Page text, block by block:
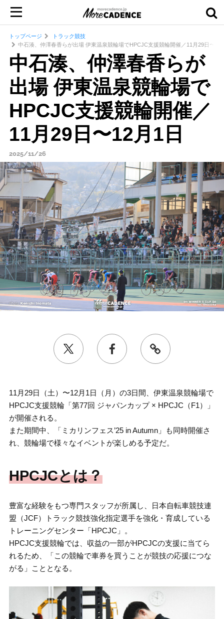
トップページ
トラック競技
中石湊、仲澤春香らが出場 伊東温泉競輪場でHPCJC支援競輪開催／11月29日〜12
中石湊、仲澤春香らが
出場 伊東温泉競輪場で
HPCJC支援競輪開催／
11月29日〜12月1日
2025/11/26
11月29日（土）〜12月1日（月）の3日間、伊東温泉競輪場で
HPCJC支援競輪「第77回 ジャパンカップ × HPCJC（F1）」
が開催される。
また期間中、「ミカリンフェス’25 in Autumn」も同時開催さ
れ、競輪場で様々なイベントが楽しめる予定だ。
HPCJCとは？
豊富な経験をもつ専門スタッフが所属し、日本自転車競技連
盟（JCF）トラック競技強化指定選手を強化・育成している
トレーニングセンター「HPCJC」。
HPCJC支援競輪では、収益の一部がHPCJCの支援に当てら
れるため、「この競輪で車券を買うことが競技の応援につな
がる」こととなる。